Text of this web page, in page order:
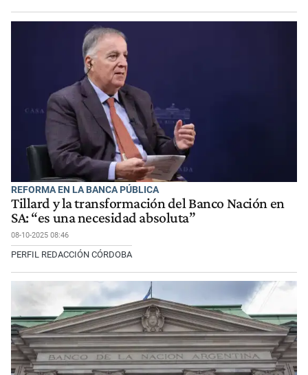
REFORMA EN LA BANCA PÚBLICA
Tillard y la transformación del Banco Nación en
SA: “es una necesidad absoluta”
08-10-2025 08:46
PERFIL REDACCIÓN CÓRDOBA